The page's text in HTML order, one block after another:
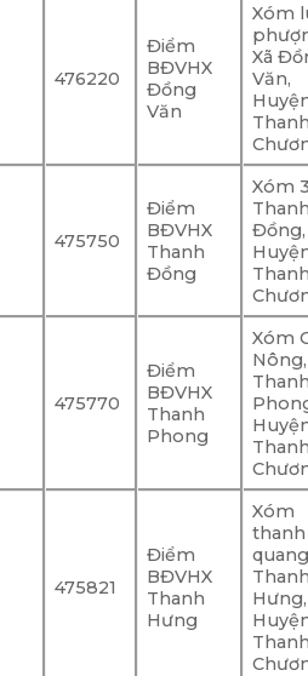
476220
Điểm
BĐVHX
Đồng
Văn
Xóm
Xã
Văn,
475750
Điểm
BĐVHX
Thanh
Đồng
Xóm
Đồng,
475770
Điểm
BĐVHX
Thanh
Phong
Xóm
Nông,
475821
Điểm
BĐVHX
Thanh
Hưng
Xóm
thanh
Hưng,